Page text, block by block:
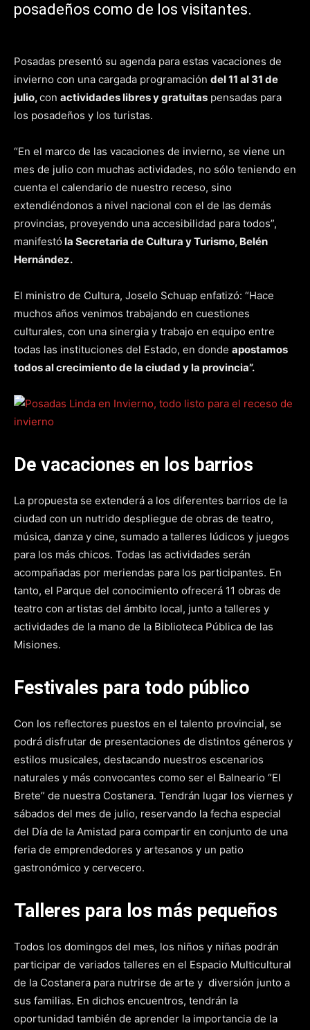
posadeños como de los visitantes.
Posadas presentó su agenda para estas vacaciones de
invierno con una cargada programación del 11 al 31 de
julio,con actividades libres y gratuitas pensadas para
los posadeños y los turistas.
“En el marco de las vacaciones de invierno, se viene un
mes de julio con muchas actividades, no sólo teniendo en
cuenta el calendario de nuestro receso, sino
extendiéndonos a nivel nacional con el de las demás
provincias, proveyendo una accesibilidad para todos”,
manifestó la Secretaria de Cultura y Turismo, Belén
Hernández.
El ministro de Cultura, Joselo Schuap enfatizó: “Hace
muchos años venimos trabajando en cuestiones
culturales, con una sinergia y trabajo en equipo entre
todas las instituciones del Estado, en donde apostamos
todos al crecimiento de la ciudad y la provincia”.
De vacaciones en los barrios
La propuesta se extenderá a los diferentes barrios de la
ciudad con un nutrido despliegue de obras de teatro,
música, danza y cine, sumado a talleres lúdicos y juegos
para los más chicos. Todas las actividades serán
acompañadas por meriendas para los participantes. En
tanto, el Parque del conocimiento ofrecerá 11 obras de
teatro con artistas del ámbito local, junto a talleres y
actividades de la mano de la Biblioteca Pública de las
Misiones.
Festivales para todo público
Con los reflectores puestos en el talento provincial, se
podrá disfrutar de presentaciones de distintos géneros y
estilos musicales, destacando nuestros escenarios
naturales y más convocantes como ser el Balneario “El
Brete” de nuestra Costanera. Tendrán lugar los viernes y
sábados del mes de julio, reservando la fecha especial
del Día de la Amistad para compartir en conjunto de una
feria de emprendedores y artesanos y un patio
gastronómico y cervecero.
Talleres para los más pequeños
Todos los domingos del mes, los niños y niñas podrán
participar de variados talleres en el Espacio Multicultural
de la Costanera para nutrirse de arte y diversión junto a
sus familias. En dichos encuentros, tendrán la
oportunidad también de aprender la importancia de la